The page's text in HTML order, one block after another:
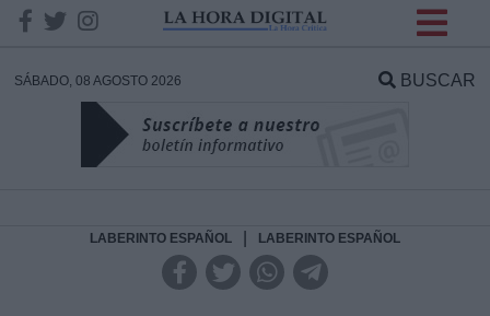
SÁBADO, 08 AGOSTO 2026 BUSCAR
LABERINTO ESPAÑOL LABERINTO ESPAÑOL
DATOS
Responsable: